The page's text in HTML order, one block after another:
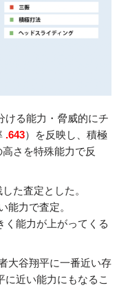
ける能力・脅威的にチ
.643）を反映し、積極
さを特殊能力で反
た査定とした。
能力で査定。
く能力が上がってくる
大谷翔平に一番近い存
近い能力にもなるこ